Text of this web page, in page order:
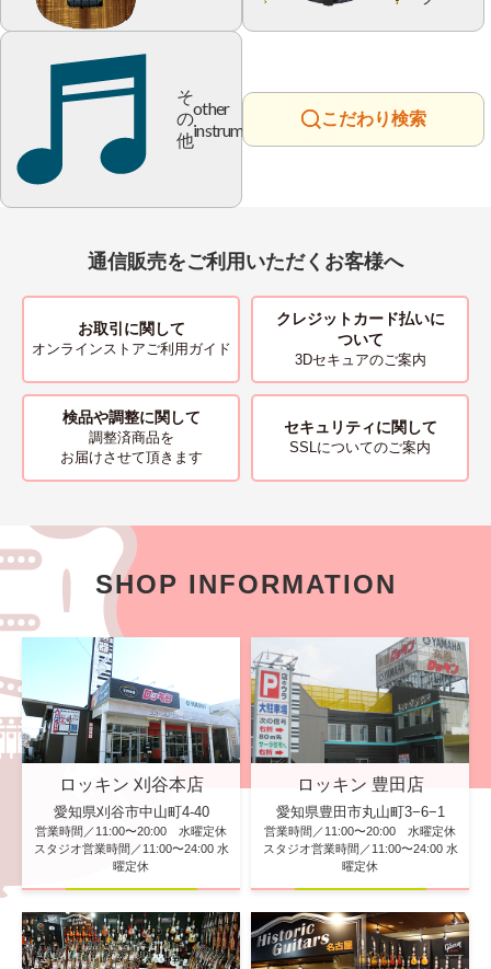
そ
の
他
other
instrument
こだわり検索
通信販売をご利用いただくお客様へ
お取引に関して
オンラインストアご利用ガイド
クレジットカード払いに
ついて
3Dセキュアのご案内
検品や調整に関して
調整済商品を
お届けさせて頂きます
セキュリティに関して
SSLについてのご案内
SHOP INFORMATION
ロッキン 刈谷本店
愛知県刈谷市中山町4-40
営業時間／11:00〜20:00 水曜定休
スタジオ営業時間／11:00〜24:00 水
曜定休
ロッキン 豊田店
愛知県豊田市丸山町3−6−1
営業時間／11:00〜20:00 水曜定休
スタジオ営業時間／11:00〜24:00 水
曜定休